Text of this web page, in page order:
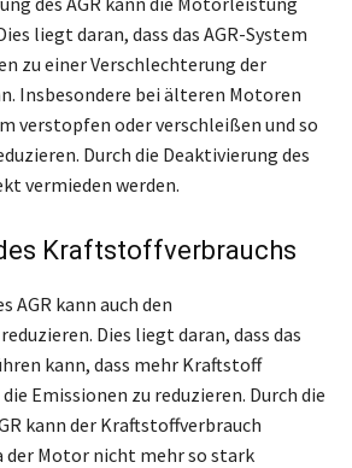
liegt daran, dass das AGR-System
zu einer Verschlechterung der
Insbesondere bei älteren Motoren
verstopfen oder verschleißen und so
Durch die Deaktivierung des
vermieden werden.
Kraftstoffverbrauchs
AGR kann auch den
Dies liegt daran, dass das
kann, dass mehr Kraftstoff
Emissionen zu reduzieren. Durch die
kann der Kraftstoffverbrauch
der Motor nicht mehr so stark